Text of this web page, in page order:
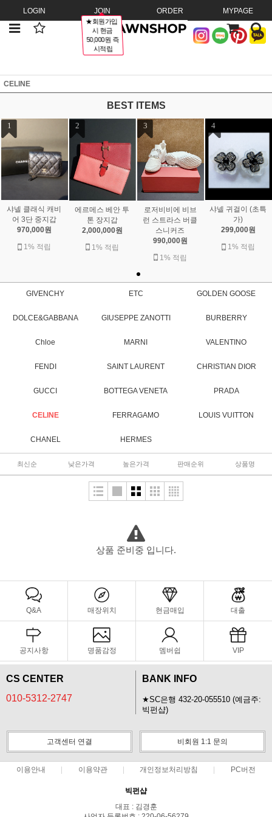
LOGIN JOIN
★회원가입
시 현금
50,000원 즉
시적립
ORDER MYPAGE
CELINE
BEST ITEMS
1
샤넬 클래식 캐비
어 3단 중지갑
970,000원
1% 적립
2
에르메스 베안 투
톤 장지갑
2,000,000원
1% 적립
3
로저비비에 비브
런 스트라스 버클
스니커즈
990,000원
1% 적립
4
샤넬 귀걸이 (초특
가)
299,000원
1% 적립
GIVENCHY ETC GOLDEN GOOSE
DOLCE&GABBANA GIUSEPPE ZANOTTI BURBERRY
Chloe MARNI VALENTINO
FENDI SAINT LAURENT CHRISTIAN DIOR
GUCCI BOTTEGA VENETA PRADA
CELINE FERRAGAMO LOUIS VUITTON
CHANEL HERMES
최신순 낮은가격 높은가격 판매순위 상품명
상품 준비중 입니다.
Q&A 매장위치 현금매입 대출
공지사항 명품감정 멤버쉽 VIP
CS CENTER
010-5312-2747
BANK INFO
★SC은행 432-20-055510 (예금주:
빅펀샵)
고객센터 연결 비회원 1:1 문의
이용안내 이용약관 개인정보처리방침 PC버전
빅펀샵
대표 : 김경훈